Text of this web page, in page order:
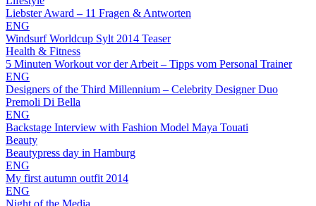
Liebster Award – 11 Fragen & Antworten
ENG
Windsurf Worldcup Sylt 2014 Teaser
Health & Fitness
5 Minuten Workout vor der Arbeit – Tipps vom Personal Trainer
ENG
Designers of the Third Millennium – Celebrity Designer Duo
Premoli Di Bella
ENG
Backstage Interview with Fashion Model Maya Touati
Beauty
Beautypress day in Hamburg
ENG
My first autumn outfit 2014
ENG
Night of the Media